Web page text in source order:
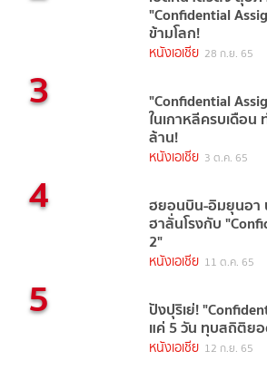
"Confidential
ข้ามโลก!
หนังเอเชีย 28 ก.ย. 65
3 "Confidential
ในเกาหลีครบเดือ
ล้าน!
หนังเอเชีย 3 ต.ค. 65
4 ฮยอนบิน-อิมยุนอา
ฮาลั่นโรงกับ
2"
หนังเอเชีย 11 ต.ค. 65
5 ปังปุริเย่!
แค่ 5 วัน ทุบสถิติย
หนังเอเชีย 12 ก.ย. 65